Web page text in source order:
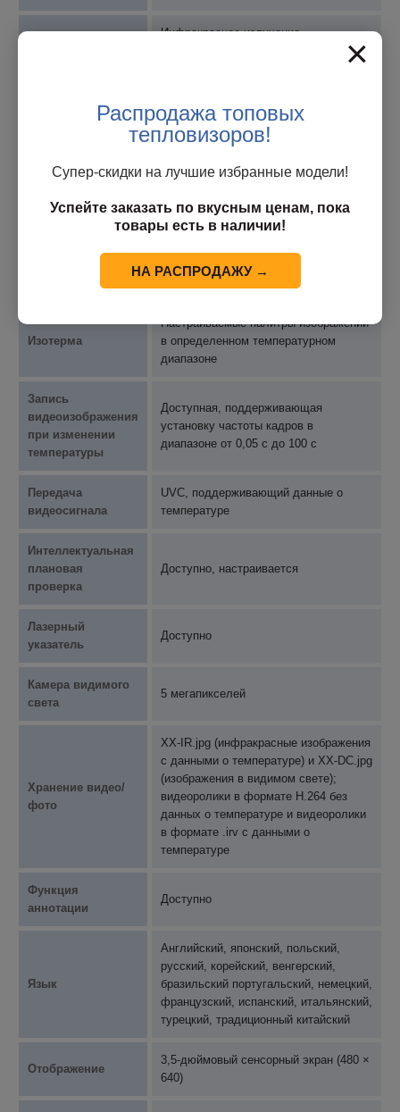
Инфракрасное излучение,
двухспектральное слияние, видимый
10
температуры
Тип сигнала
Сигнал тревоги по изображению
температуры
Ручной/автоматический
температурный диапазон
Изотерма
Настраиваемые палитры изображений
в определенном температурном
диапазоне
Запись
видеоизображения
при изменении
температуры
Доступная, поддерживающая
установку частоты кадров в
диапазоне от 0,05 с до 100 с
Передача
видеосигнала
UVC, поддерживающий данные о
температуре
Интеллектуальная
плановая
проверка
Доступно, настраивается
Лазерный
указатель
Доступно
Камера видимого
света
5 мегапикселей
Хранение видео/
фото
XX-IR.jpg (инфракрасные изображения
с данными о температуре) и XX-DC.jpg
(изображения в видимом свете);
видеоролики в формате H.264 без
данных о температуре и видеоролики
в формате .irv с данными о
температуре
Функция
аннотации
Доступно
Язык
Английский, японский, польский,
русский, корейский, венгерский,
бразильский португальский, немецкий,
французский, испанский, итальянский,
турецкий, традиционный китайский
Отображение
3,5-дюймовый сенсорный экран (480 ×
640)
×
Распродажа топовых
тепловизоров!
Супер-скидки на лучшие избранные модели!
Успейте заказать по вкусным ценам, пока
товары есть в наличии!
НА РАСПРОДАЖУ →